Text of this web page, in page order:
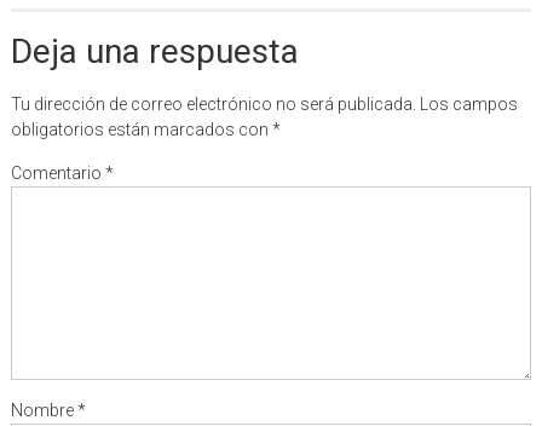
Deja una respuesta
Tu dirección de correo electrónico no será publicada.
Los campos
obligatorios están marcados con *
Comentario *
Nombre*